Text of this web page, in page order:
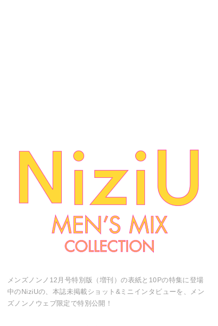
メンズノンノ12月号特別版（増刊）の表紙と10Pの特集に登場
中のNiziUの、本誌未掲載ショット&ミニインタビューを、メン
ズノンノウェブ限定で特別公開！